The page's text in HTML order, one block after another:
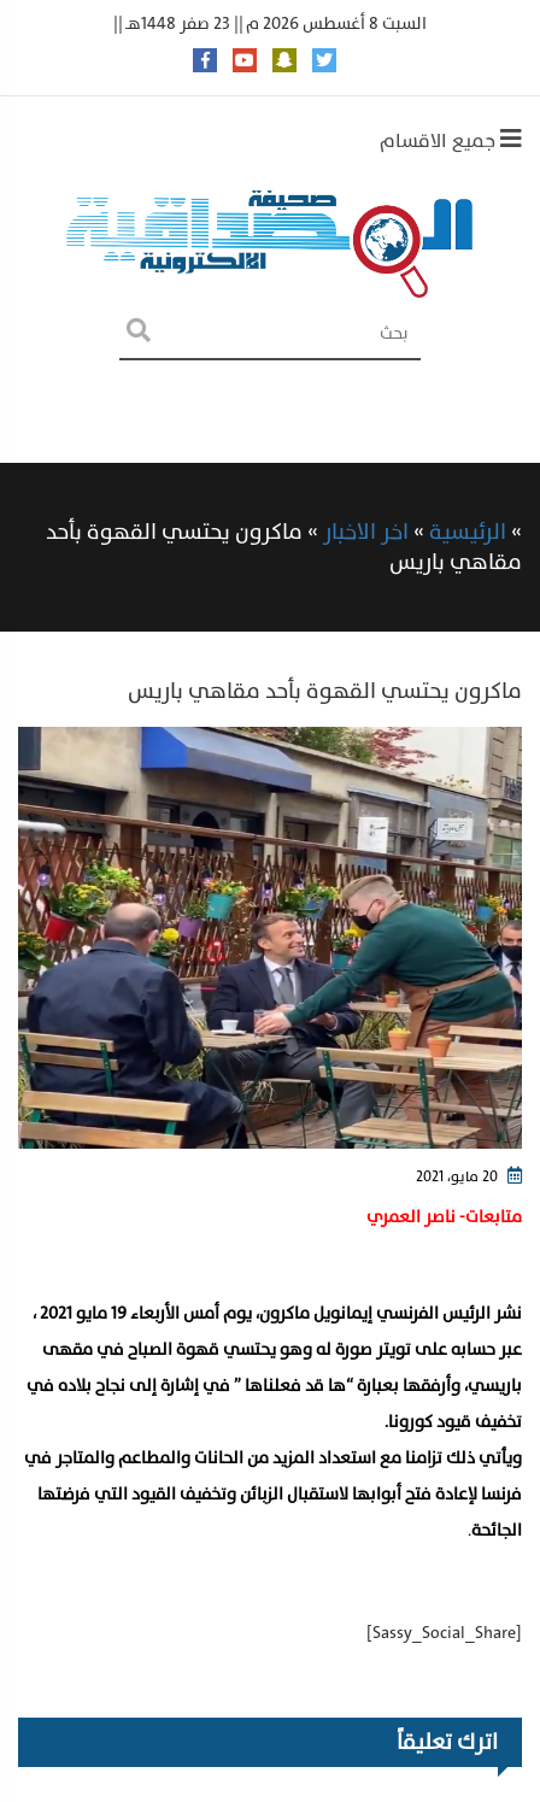
السبت 8 أغسطس 2026 م || 23 صفر 1448هـ ||
جميع الاقسام
»الرئيسية»اخر الاخبار »ماكرون يحتسي القهوة بأحد
مقاهي باريس
ماكرون يحتسي القهوة بأحد مقاهي باريس
متابعات- ناصر العمري
نشر الرئيس الفرنسي إيمانويل ماكرون، يوم أمس الأربعاء 19 مايو 2021 ،
عبر حسابه على تويتر صورة له وهو يحتسي قهوة الصباح في مقهى
باريسي، وأرفقها بعبارة “ها قد فعلناها ” في إشارة إلى نجاح بلاده في
تخفيف قيود كورونا.
ويأتي ذلك تزامنا مع استعداد المزيد من الحانات والمطاعم والمتاجر في
فرنسا لإعادة فتح أبوابها لاستقبال الزبائن وتخفيف القيود التي فرضتها
الجائحة.
[Sassy_Social_Share]
اترك تعليقاً